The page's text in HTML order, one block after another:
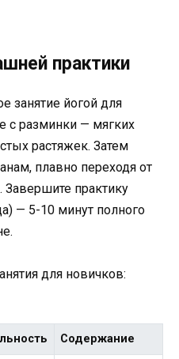
практики
занятие йогой для
с разминки — мягких
растяжек. Затем
плавно переходя от
практику
— 5-10 минут полного
для новичков:
Содержание